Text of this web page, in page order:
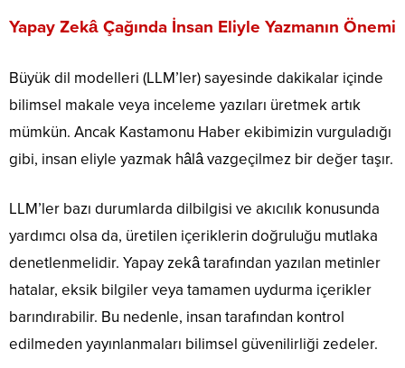
Yapay Zekâ Çağında İnsan Eliyle Yazmanın Önemi
Büyük dil modelleri (LLM’ler) sayesinde dakikalar içinde
bilimsel makale veya inceleme yazıları üretmek artık
mümkün. Ancak Kastamonu Haber ekibimizin vurguladığı
gibi, insan eliyle yazmak hâlâ vazgeçilmez bir değer taşır.
LLM’ler bazı durumlarda dilbilgisi ve akıcılık konusunda
yardımcı olsa da, üretilen içeriklerin doğruluğu mutlaka
denetlenmelidir. Yapay zekâ tarafından yazılan metinler
hatalar, eksik bilgiler veya tamamen uydurma içerikler
barındırabilir. Bu nedenle, insan tarafından kontrol
edilmeden yayınlanmaları bilimsel güvenilirliği zedeler.